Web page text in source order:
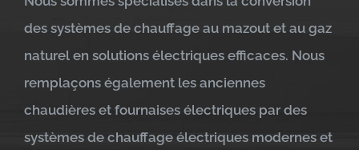
des systèmes de chauffage au mazout et au gaz
naturel en solutions électriques efficaces. Nous
remplaçons également les anciennes
chaudières et fournaises électriques par des
systèmes de chauffage électriques modernes et